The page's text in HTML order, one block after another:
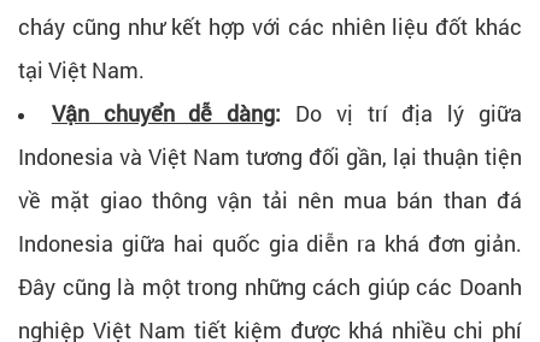
cháy cũng như kết hợp với các nhiên liệu đốt khác
tại Việt Nam.
Vận chuyển dễ dàng: Do vị trí địa lý giữa
Indonesia và Việt Nam tương đối gần, lại thuận tiện
về mặt giao thông vận tải nên mua bán than đá
Indonesia giữa hai quốc gia diễn ra khá đơn giản.
Đây cũng là một trong những cách giúp các Doanh
nghiệp Việt Nam tiết kiệm được khá nhiều chi phí